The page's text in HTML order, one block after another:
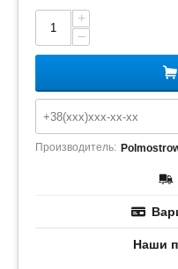
+
−
Производитель:
Наши